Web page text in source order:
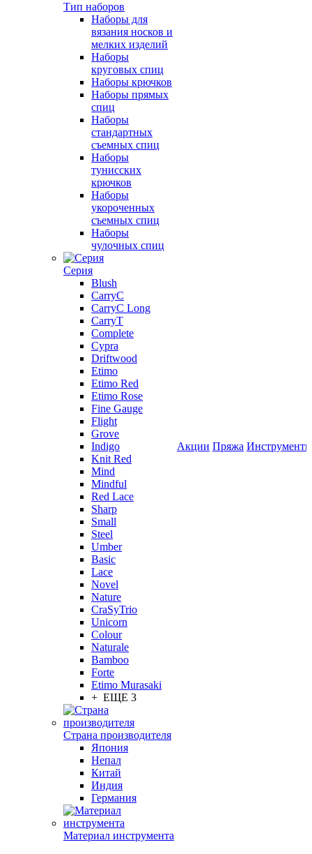
Тип наборов
Наборы для
вязания носков и
мелких изделий
Наборы
круговых спиц
Наборы крючков
Наборы прямых
спиц
Наборы
стандартных
съемных спиц
Наборы
тунисских
крючков
Наборы
укороченных
съемных спиц
Наборы
чулочных спиц
Серия
Blush
CarryC
CarryC Long
CarryT
Complete
Cypra
Driftwood
Etimo
Etimo Red
Etimo Rose
Fine Gauge
Flight
Grove
Indigo
Knit Red
Mind
Mindful
Red Lace
Sharp
Small
Steel
Umber
Basic
Lace
Novel
Nature
CraSyTrio
Unicorn
Colour
Naturale
Bamboo
Forte
Etimo Murasaki
+ ЕЩЕ 3
Страна производителя
Япония
Непал
Китай
Индия
Германия
Материал инструмента
Акции Пряжа Инструменты